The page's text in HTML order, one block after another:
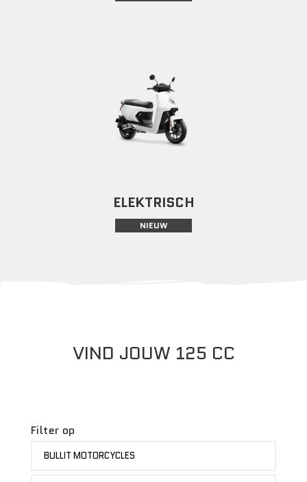
ELEKTRISCH
NIEUW
VIND JOUW 125 CC
Filter op
BULLIT MOTORCYCLES